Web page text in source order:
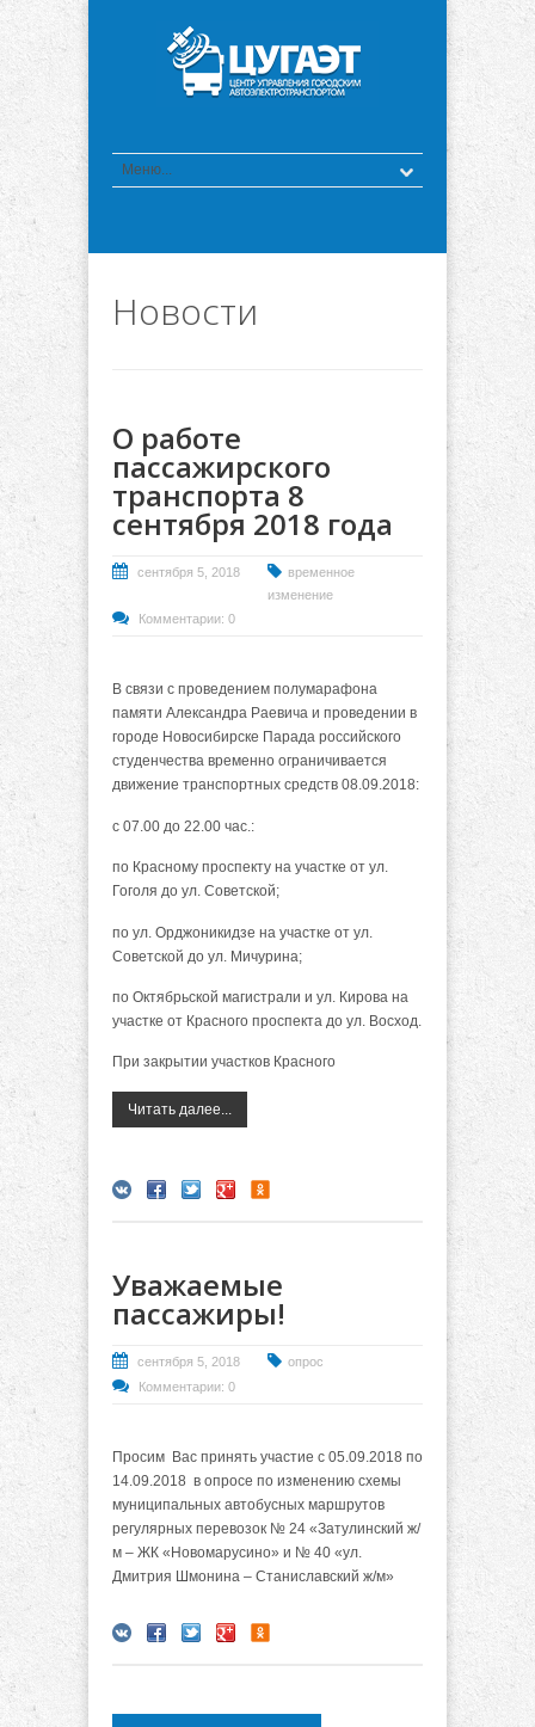
Новости
О работе
пассажирского
транспорта 8
сентября 2018 года
сентября 5, 2018
временное
изменение
Комментарии: 0
В связи с проведением полумарафона
памяти Александра Раевича и проведении в
городе Новосибирске Парада российского
студенчества временно ограничивается
движение транспортных средств 08.09.2018:
с 07.00 до 22.00 час.:
по Красному проспекту на участке от ул.
Гоголя до ул. Советской;
по ул. Орджоникидзе на участке от ул.
Советской до ул. Мичурина;
по Октябрьской магистрали и ул. Кирова на
участке от Красного проспекта до ул. Восход.
При закрытии участков Красного
Читать далее...
Уважаемые
пассажиры!
сентября 5, 2018
опрос
Комментарии: 0
Просим Вас принять участие с 05.09.2018 по
14.09.2018 в опросе по изменению схемы
муниципальных автобусных маршрутов
регулярных перевозок № 24 «Затулинский ж/
м – ЖК «Новомарусино» и № 40 «ул.
Дмитрия Шмонина – Станиславский ж/м»